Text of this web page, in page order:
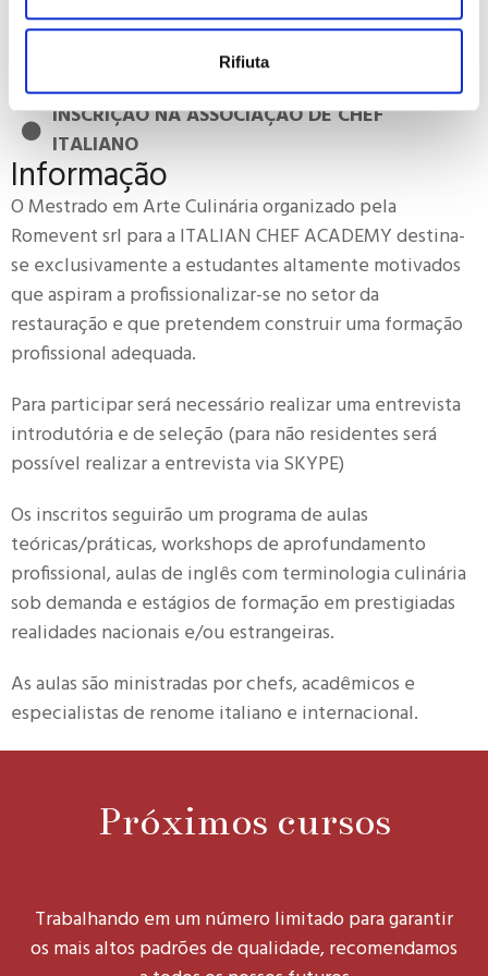
Rifiuta
demanda
Testes semanais para verificar o aprendizado
progressivo
INSCRIÇÃO NA ASSOCIAÇÃO DE CHEF
ITALIANO
Informação
O Mestrado em Arte Culinária organizado pela
Romevent srl para a ITALIAN CHEF ACADEMY destina-
se exclusivamente a estudantes altamente motivados
que aspiram a profissionalizar-se no setor da
restauração e que pretendem construir uma formação
profissional adequada.
Para participar será necessário realizar uma entrevista
introdutória e de seleção (para não residentes será
possível realizar a entrevista via SKYPE)
Os inscritos seguirão um programa de aulas
teóricas/práticas, workshops de aprofundamento
profissional, aulas de inglês com terminologia culinária
sob demanda e estágios de formação em prestigiadas
realidades nacionais e/ou estrangeiras.
As aulas são ministradas por chefs, acadêmicos e
especialistas de renome italiano e internacional.
Próximos cursos
Trabalhando em um número limitado para garantir
os mais altos padrões de qualidade, recomendamos